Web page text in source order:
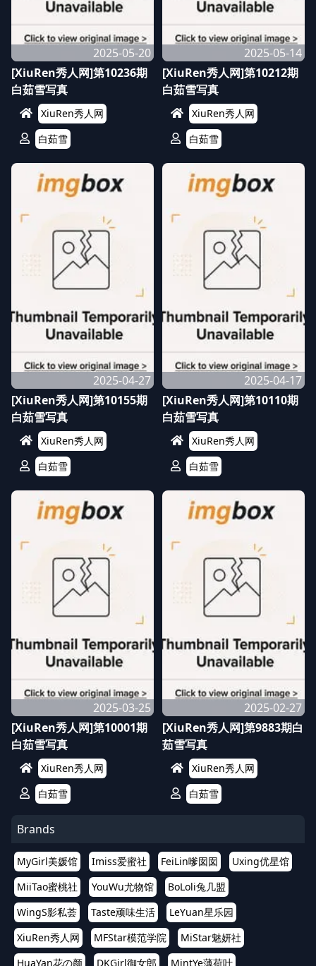
2025-05-20
[XiuRen秀人网]第10236期
白茹雪写真
XiuRen秀人网
白茹雪
2025-05-14
[XiuRen秀人网]第10212期
白茹雪写真
XiuRen秀人网
白茹雪
2025-04-27
[XiuRen秀人网]第10155期
白茹雪写真
XiuRen秀人网
白茹雪
2025-04-17
[XiuRen秀人网]第10110期
白茹雪写真
XiuRen秀人网
白茹雪
2025-03-25
[XiuRen秀人网]第10001期
白茹雪写真
XiuRen秀人网
白茹雪
2025-02-27
[XiuRen秀人网]第9883期白
茹雪写真
XiuRen秀人网
白茹雪
Brands
MyGirl美媛馆 Imiss爱蜜社 FeiLin嗲囡囡
Uxing优星馆
MiiTao蜜桃社
YouWu尤物馆
BoLoli兔几盟
WingS影私荟
Taste顽味生活
LeYuan星乐园
XiuRen秀人网
MFStar模范学院
MiStar魅妍社
HuaYan花の颜
DKGirl御女郎 MintYe薄荷叶